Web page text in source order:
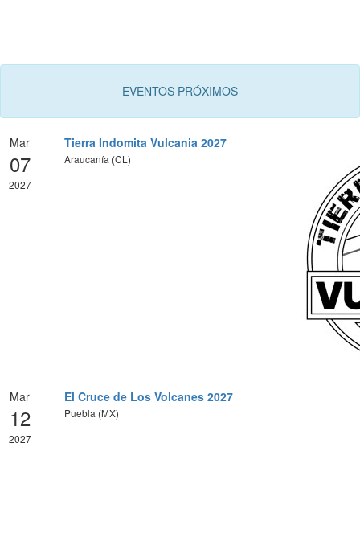
EVENTOS PRÓXIMOS
Mar
07
2027
Tierra Indomita Vulcania 2027
Araucanía (CL)
Mar
12
2027
El Cruce de Los Volcanes 2027
Puebla (MX)